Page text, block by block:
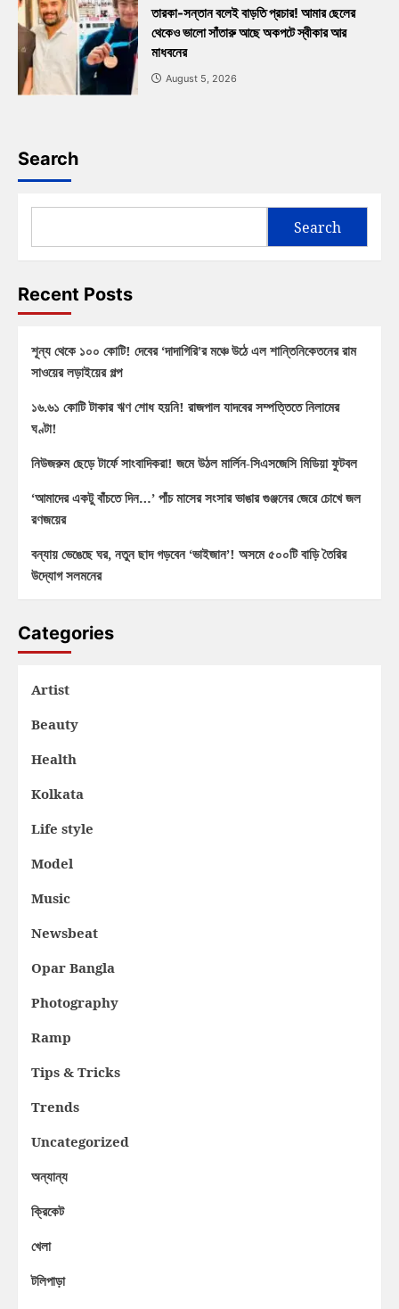
তারকা-সন্তান বলেই বাড়তি প্রচার! আমার ছেলের
থেকেও ভালো সাঁতারু আছে অকপটে স্বীকার আর
মাধবনের
August 5, 2026
Search
Search
Recent Posts
শূন্য থেকে ১০০ কোটি! দেবের ‘দাদাগিরি’র মঞ্চে উঠে এল শান্তিনিকেতনের রাম
সাওয়ের লড়াইয়ের গল্প
১৬.৬১ কোটি টাকার ঋণ শোধ হয়নি! রাজপাল যাদবের সম্পত্তিতে নিলামের
ঘণ্টা!
নিউজরুম ছেড়ে টার্ফে সাংবাদিকরা! জমে উঠল মার্লিন-সিএসজেসি মিডিয়া ফুটবল
‘আমাদের একটু বাঁচতে দিন…’ পাঁচ মাসের সংসার ভাঙার গুঞ্জনের জেরে চোখে জল
রণজয়ের
বন্যায় ভেঙেছে ঘর, নতুন ছাদ গড়বেন ‘ভাইজান’! অসমে ৫০০টি বাড়ি তৈরির
উদ্যোগ সলমনের
Categories
Artist
Beauty
Health
Kolkata
Life style
Model
Music
Newsbeat
Opar Bangla
Photography
Ramp
Tips & Tricks
Trends
Uncategorized
অন্যান্য
ক্রিকেট
খেলা
টলিপাড়া